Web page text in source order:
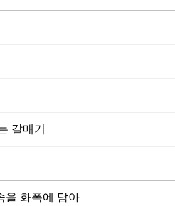
갈매기
을 화폭에 담아